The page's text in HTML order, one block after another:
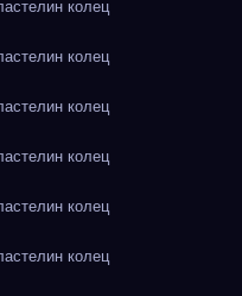
колец
колец
колец
колец
колец
колец